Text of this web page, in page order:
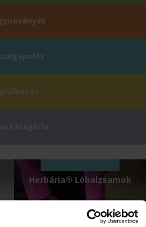
Herbária® Lóbalzsamok